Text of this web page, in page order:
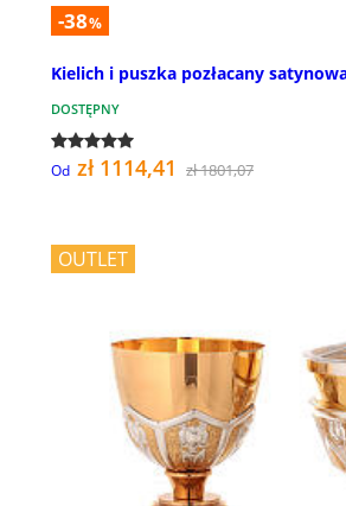
-38%
Kielich i puszka pozłacany
DOSTĘPNY
Od zł 1114,41 zł 1801,07
OUTLET